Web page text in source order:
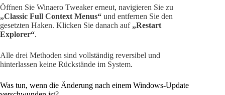
Öffnen Sie Winaero Tweaker erneut, navigieren Sie zu
„Classic Full Context Menus“ und entfernen Sie den
gesetzten Haken. Klicken Sie danach auf „Restart
Explorer“.
Alle drei Methoden sind vollständig reversibel und
hinterlassen keine Rückstände im System.
Was tun, wenn die Änderung nach einem Windows-Update